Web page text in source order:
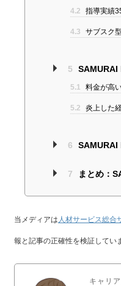
4.2 指導実績
4.3 サブスク
5 SAMURAI
5.1 料金が高
5.2 炎上した
6 SAMURAI
7 まとめ：
当メディアは 人材サービス総合
報と記事の正確性を検証してい
キャリ